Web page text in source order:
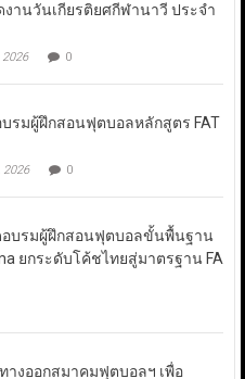
งานวันเกียรติยศกีฬานาวี ประจำ
0
บรมผู้ฝึกสอนฟุตบอลหลักสูตร FAT
0
อบรมผู้ฝึกสอนฟุตบอลขั้นพื้นฐาน
ยกระดับโค้ชไทยสู่มาตรฐาน FA
งออกสมาคมฟุตบอลฯ เพื่อ